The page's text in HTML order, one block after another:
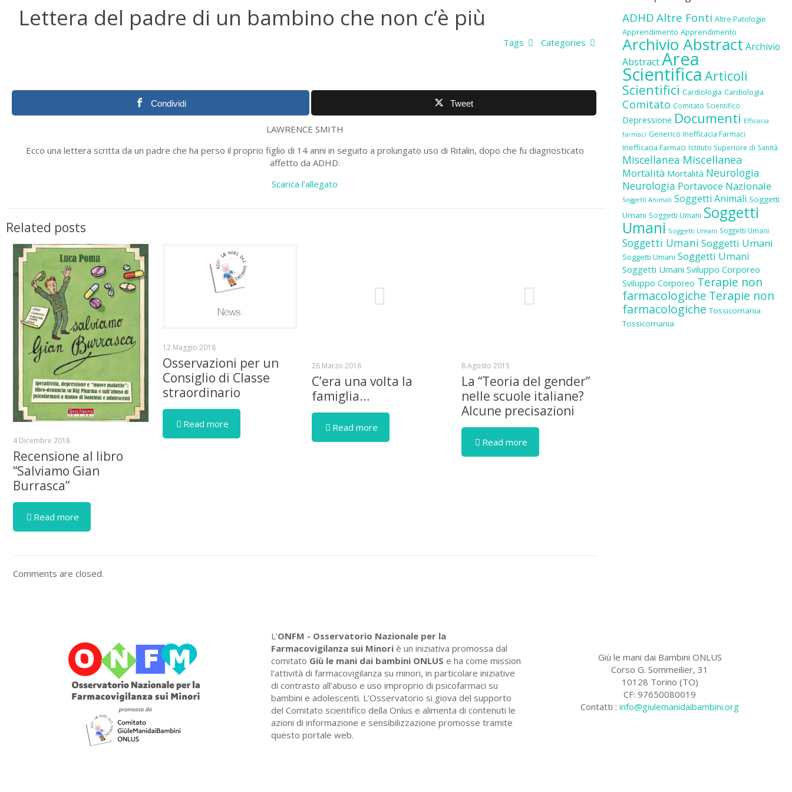
Lettera del padre di un bambino che non c’è più
Categories
Tags
Condividi Tweet
LAWRENCE SMITH
Ecco una lettera scritta da un padre che ha perso il proprio figlio di 14 anni in seguito a prolungato uso di Ritalin, dopo che fu diagnosticato
affetto da ADHD.
Scarica l’allegato
Related posts
4 Dicembre 2018
Recensione al libro
“Salviamo Gian
Burrasca”
Read more
12 Maggio 2018
Osservazioni per un
Consiglio di Classe
straordinario
Read more
26 Marzo 2016
C’era una volta la
famiglia…
Read more
8 Agosto 2015
La “Teoria del gender”
nelle scuole italiane?
Alcune precisazioni
Read more
Comments are closed.
ADHD Altre Fonti Altre Patologie
Apprendimento Apprendimento
Archivio Abstract Archivio
AbstractArea
Scientifica Articoli
Scientifici Cardiologia Cardiologia
Comitato Comitato Scientifico
Depressione Documenti Efficacia
farmaci Generico Inefficacia Farmaci
Inefficacia Farmaci Istituto Superiore di Sanità
Miscellanea Miscellanea
Mortalità Mortalità Neurologia
Neurologia Portavoce Nazionale
Soggetti Animali Soggetti Animali Soggetti
Umani Soggetti Umani Soggetti
Umani Soggetti Umani Soggetti Umani
Soggetti Umani Soggetti Umani
Soggetti Umani Soggetti Umani
Soggetti Umani Sviluppo Corporeo
Sviluppo Corporeo Terapie non
farmacologiche Terapie non
farmacologiche Tossicomania
Tossicomania
L'ONFM - Osservatorio Nazionale per la
Farmacovigilanza sui Minori è un iniziativa promossa dal
comitato Giù le mani dai bambini ONLUS e ha come mission
l'attività di farmacovigilanza su minori, in particolare iniziative
di contrasto all’abuso e uso improprio di psicofarmaci su
bambini e adolescenti. L’Osservatorio si giova del supporto
del Comitato scientifico della Onlus e alimenta di contenuti le
azioni di informazione e sensibilizzazione promosse tramite
questo portale web.
Giù le mani dai Bambini ONLUS
Corso G. Sommeilier, 31
10128 Torino (TO)
CF: 97650080019
Contatti :info@giulemanidaibambini.org